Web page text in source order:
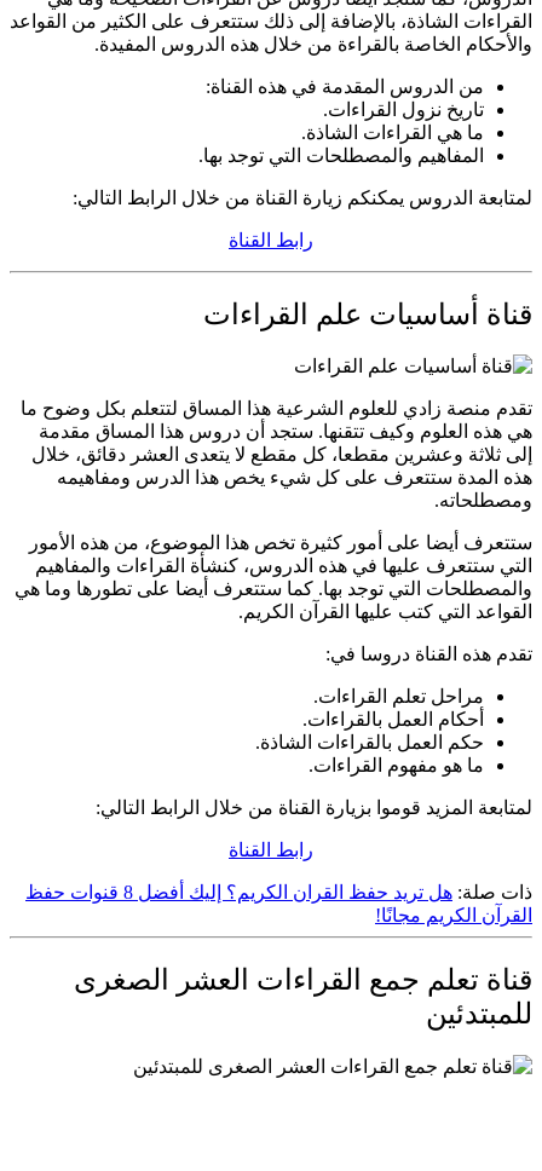
القراءات الشاذة، بالإضافة إلى ذلك ستتعرف على الكثير من القواعد
والأحكام الخاصة بالقراءة من خلال هذه الدروس المفيدة.
من الدروس المقدمة في هذه القناة:
تاريخ نزول القراءات.
ما هي القراءات الشاذة.
المفاهيم والمصطلحات التي توجد بها.
لمتابعة الدروس يمكنكم زيارة القناة من خلال الرابط التالي:
رابط القناة
قناة أساسيات علم القراءات
تقدم منصة زادي للعلوم الشرعية هذا المساق لتتعلم بكل وضوح ما
هي هذه العلوم وكيف تتقنها. ستجد أن دروس هذا المساق مقدمة
إلى ثلاثة وعشرين مقطعا، كل مقطع لا يتعدى العشر دقائق، خلال
هذه المدة ستتعرف على كل شيء يخص هذا الدرس ومفاهيمه
ومصطلحاته.
ستتعرف أيضا على أمور كثيرة تخص هذا الموضوع، من هذه الأمور
التي ستتعرف عليها في هذه الدروس، كنشأة القراءات والمفاهيم
والمصطلحات التي توجد بها. كما ستتعرف أيضا على تطورها وما هي
القواعد التي كتب عليها القرآن الكريم.
تقدم هذه القناة دروسا في:
مراحل تعلم القراءات.
أحكام العمل بالقراءات.
حكم العمل بالقراءات الشاذة.
ما هو مفهوم القراءات.
لمتابعة المزيد قوموا بزيارة القناة من خلال الرابط التالي:
رابط القناة
ذات صلة:
هل تريد حفظ القران الكريم؟ إليك أفضل 8 قنوات حفظ
القرآن الكريم مجانًا!
قناة تعلم جمع القراءات العشر الصغرى
للمبتدئين